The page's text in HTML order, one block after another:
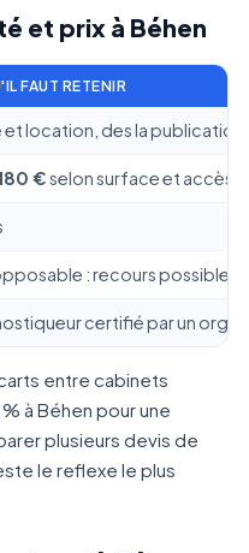
et prix à Béhen
FAUT RETENIR
et location, des la publication
€selon surface et accès
: recours possible
certifié par un
entre cabinets
à Béhen pour une
plusieurs devis de
le reflexe le plus